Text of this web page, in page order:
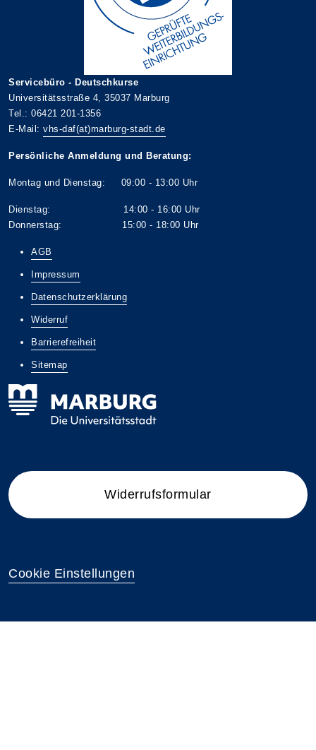
Servicebüro - Deutschkurse
Universitätsstraße 4, 35037 Marburg
Tel.: 06421 201-1356
E-Mail: vhs-daf(at)marburg-stadt.de
Persönliche Anmeldung und Beratung:
Montag und Dienstag: 09:00 - 13:00 Uhr
Dienstag: 14:00 - 16:00 Uhr
Donnerstag: 15:00 - 18:00 Uhr
AGB
Impressum
Datenschutzerklärung
Widerruf
Barrierefreiheit
Sitemap
Widerrufsformular
Cookie Einstellungen